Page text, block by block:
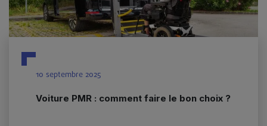
10 septembre 2025
Voiture PMR : comment faire le bon choix ?